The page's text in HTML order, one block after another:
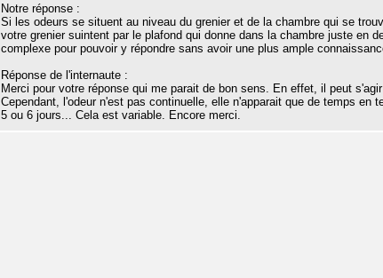
Notre réponse :
Si les odeurs se situent au niveau du grenier et de la chambre qui se
votre grenier suintent par le plafond qui donne dans la chambre juste en
complexe pour pouvoir y répondre sans avoir une plus ample
Réponse de l'internaute :
Merci pour votre réponse qui me parait de bon sens. En effet, il peut
Cependant, l'odeur n'est pas continuelle, elle n'apparait que de temps
5 ou 6 jours... Cela est variable. Encore merci.